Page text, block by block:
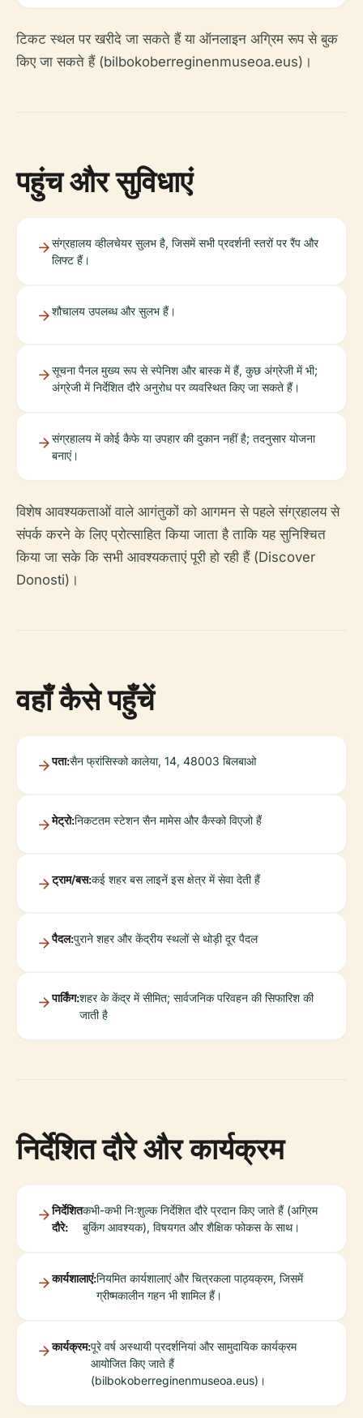
टिकट स्थल पर खरीदे जा सकते हैं या ऑनलाइन अग्रिम रूप से बुक
किए जा सकते हैं (bilbokoberreginenmuseoa.eus)।
पहुंच और सुविधाएं
संग्रहालय व्हीलचेयर सुलभ है, जिसमें सभी प्रदर्शनी स्तरों पर रैंप और
लिफ्ट हैं।
शौचालय उपलब्ध और सुलभ हैं।
सूचना पैनल मुख्य रूप से स्पेनिश और बास्क में हैं, कुछ अंग्रेजी में भी;
अंग्रेजी में निर्देशित दौरे अनुरोध पर व्यवस्थित किए जा सकते हैं।
संग्रहालय में कोई कैफे या उपहार की दुकान नहीं है; तदनुसार योजना
बनाएं।
विशेष आवश्यकताओं वाले आगंतुकों को आगमन से पहले संग्रहालय से
संपर्क करने के लिए प्रोत्साहित किया जाता है ताकि यह सुनिश्चित
किया जा सके कि सभी आवश्यकताएं पूरी हो रही हैं (Discover
Donosti)।
वहाँ कैसे पहुँचें
पता:सैन फ्रांसिस्को कालेया, 14, 48003 बिलबाओ
मेट्रो:निकटतम स्टेशन सैन मामेस और कैस्को विएजो हैं
ट्राम/बस:कई शहर बस लाइनें इस क्षेत्र में सेवा देती हैं
पैदल:पुराने शहर और केंद्रीय स्थलों से थोड़ी दूर पैदल
पार्किंग:शहर के केंद्र में सीमित; सार्वजनिक परिवहन की सिफारिश की
जाती है
निर्देशित दौरे और कार्यक्रम
निर्देशित
दौरे:
कभी-कभी निःशुल्क निर्देशित दौरे प्रदान किए जाते हैं (अग्रिम
बुकिंग आवश्यक), विषयगत और शैक्षिक फोकस के साथ।
कार्यशालाएं:नियमित कार्यशालाएं और चित्रकला पाठ्यक्रम, जिसमें
ग्रीष्मकालीन गहन भी शामिल हैं।
कार्यक्रम:पूरे वर्ष अस्थायी प्रदर्शनियां और सामुदायिक कार्यक्रम
आयोजित किए जाते हैं
(bilbokoberreginenmuseoa.eus)।